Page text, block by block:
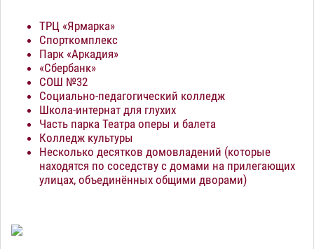
ТРЦ «Ярмарка»
Спорткомплекс
Парк «Аркадия»
«Сбербанк»
СОШ №32
Социально-педагогический колледж
Школа-интернат для глухих
Часть парка Театра оперы и балета
Колледж культуры
Несколько десятков домовладений (которые
находятся по соседству с домами на прилегающих
улицах, объединённых общими дворами)